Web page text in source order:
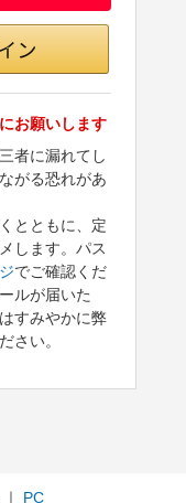
お願いします
者に漏れてし
がる恐れがあ
とともに、定
します。パス
でご確認くだ
ルが届いた
すみやかに弊
さい。
PC